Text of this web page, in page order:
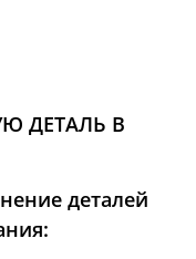
ДЕТАЛЬ В
деталей